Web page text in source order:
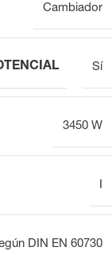
Cambiador
Sí
3450 W
DIN EN 60730